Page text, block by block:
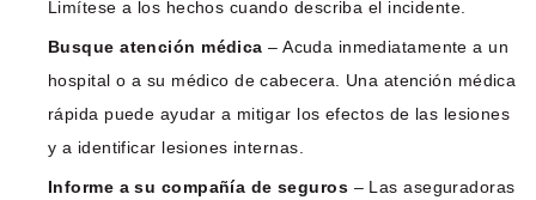
Limítese a los hechos cuando describa el incidente.
Busque atención médica – Acuda inmediatamente a un
hospital o a su médico de cabecera. Una atención médica
rápida puede ayudar a mitigar los efectos de las lesiones
y a identificar lesiones internas.
Informe a su compañía de seguros – Las aseguradoras